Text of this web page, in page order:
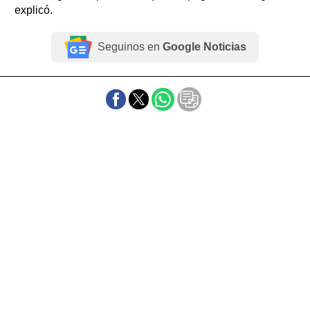
explicó.
Seguinos en Google Noticias